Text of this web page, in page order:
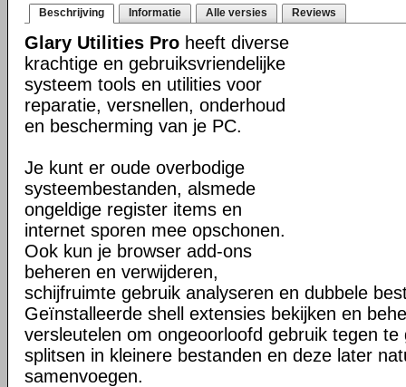
Beschrijving Informatie Alle versies Reviews
Glary Utilities Pro heeft diverse
krachtige en gebruiksvriendelijke
systeem tools en utilities voor
reparatie, versnellen, onderhoud
en bescherming van je PC.
Je kunt er oude overbodige
systeembestanden, alsmede
ongeldige register items en
internet sporen mee opschonen.
Ook kun je browser add-ons
beheren en verwijderen,
schijfruimte gebruik analyseren en dubbele
Geïnstalleerde shell extensies bekijken en
versleutelen om ongeoorloofd gebruik tegen te
splitsen in kleinere bestanden en deze later
samenvoegen.